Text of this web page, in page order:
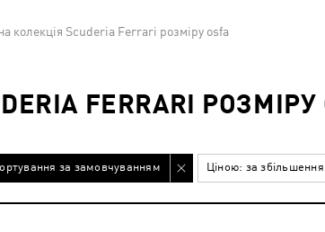
колекція Scuderia Ferrari розміру osfa
FERRARI РОЗМІРУ
за замовчуванням Ціною: за